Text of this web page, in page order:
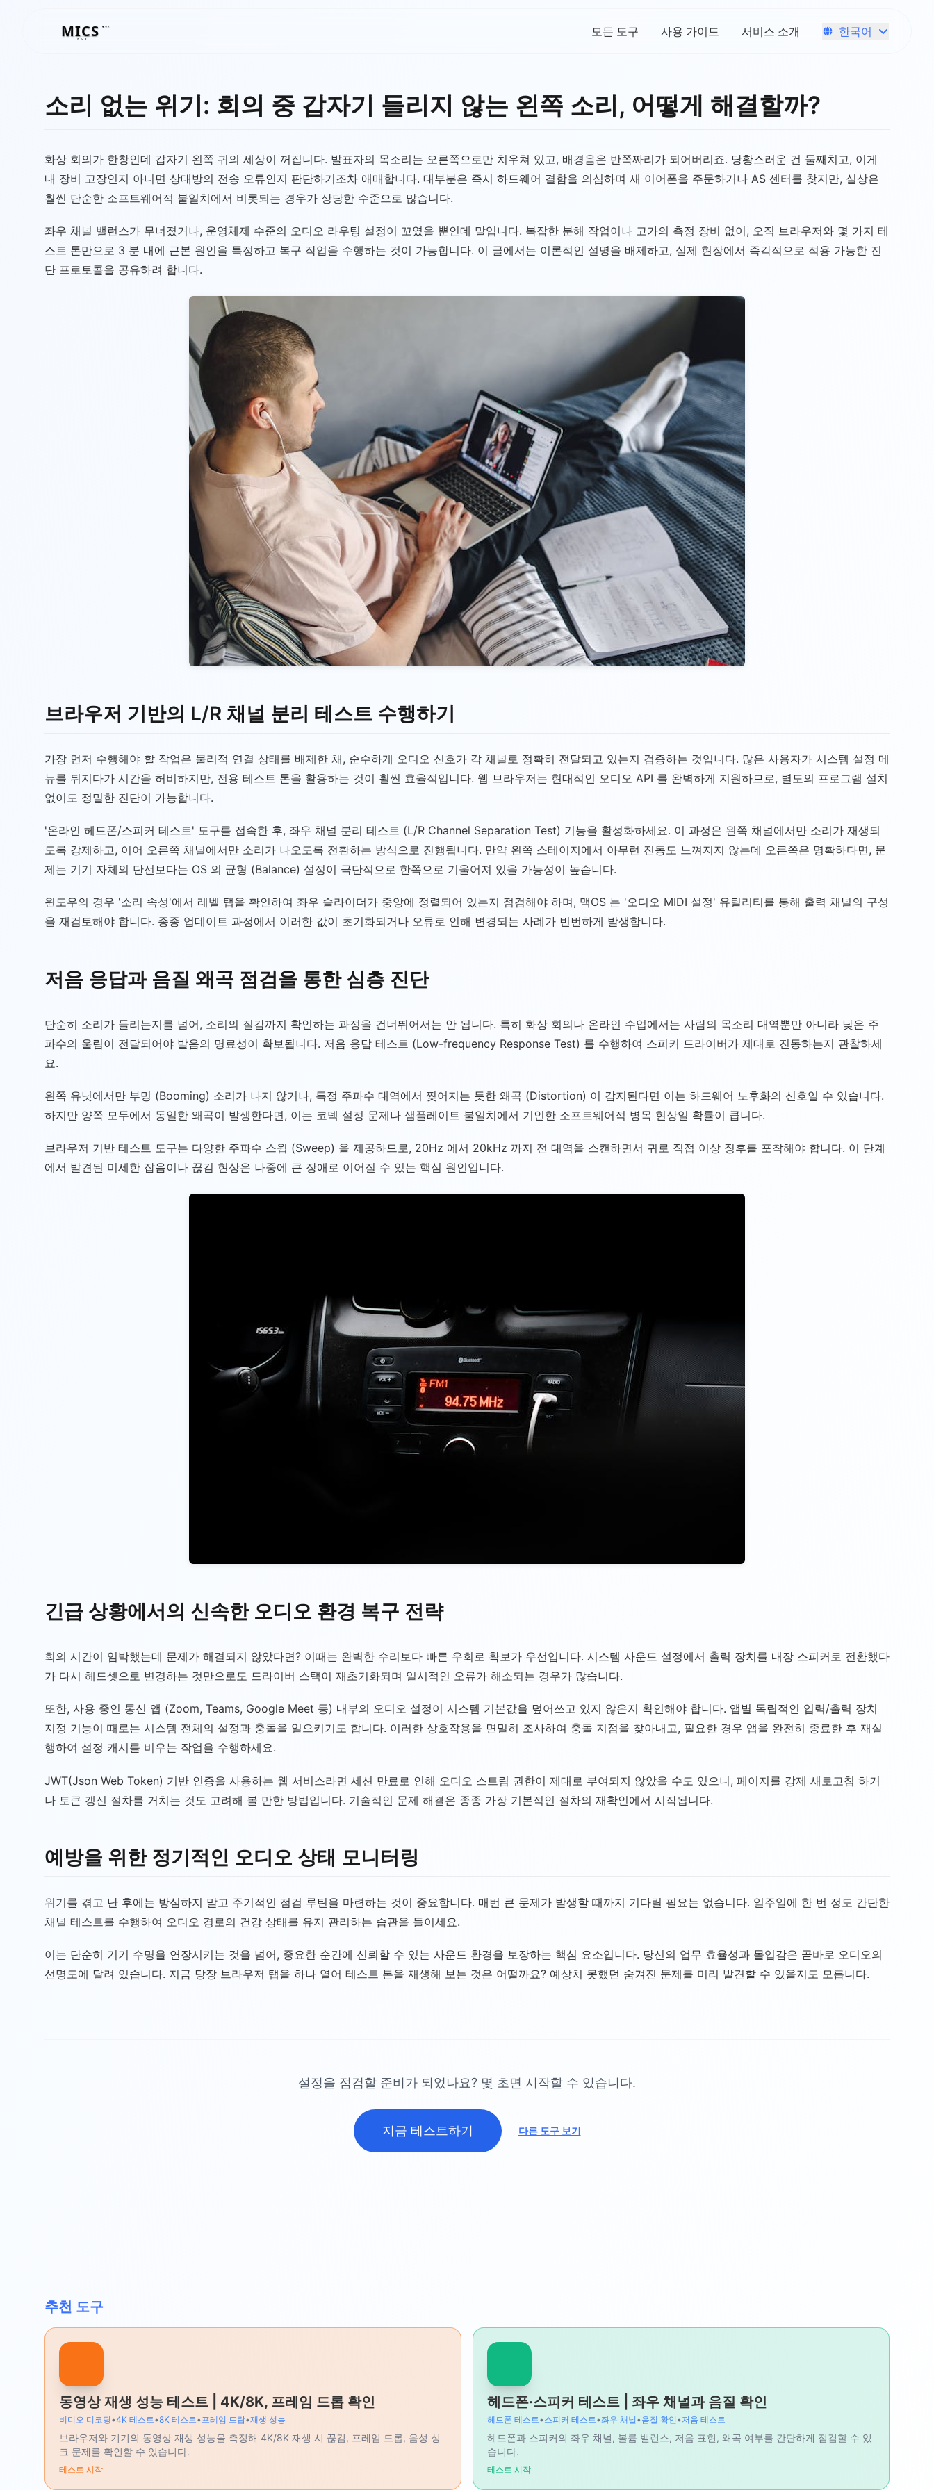
MICS
MICS
TEST
모든 도구 사용 가이드 서비스 소개 한국어
소리 없는 위기: 회의 중 갑자기 들리지 않는 왼쪽 소리, 어떻게 해결할까?
화상 회의가 한창인데 갑자기 왼쪽 귀의 세상이 꺼집니다. 발표자의 목소리는 오른쪽으로만 치우쳐 있고, 배경음은 반쪽짜리가 되어버리죠. 당황스러운 건 둘째치고, 이게
내 장비 고장인지 아니면 상대방의 전송 오류인지 판단하기조차 애매합니다. 대부분은 즉시 하드웨어 결함을 의심하며 새 이어폰을 주문하거나 AS 센터를 찾지만, 실상은
훨씬 단순한 소프트웨어적 불일치에서 비롯되는 경우가 상당한 수준으로 많습니다.
좌우 채널 밸런스가 무너졌거나, 운영체제 수준의 오디오 라우팅 설정이 꼬였을 뿐인데 말입니다. 복잡한 분해 작업이나 고가의 측정 장비 없이, 오직 브라우저와 몇 가지 테
스트 톤만으로 3 분 내에 근본 원인을 특정하고 복구 작업을 수행하는 것이 가능합니다. 이 글에서는 이론적인 설명을 배제하고, 실제 현장에서 즉각적으로 적용 가능한 진
단 프로토콜을 공유하려 합니다.
브라우저 기반의 L/R 채널 분리 테스트 수행하기
가장 먼저 수행해야 할 작업은 물리적 연결 상태를 배제한 채, 순수하게 오디오 신호가 각 채널로 정확히 전달되고 있는지 검증하는 것입니다. 많은 사용자가 시스템 설정 메
뉴를 뒤지다가 시간을 허비하지만, 전용 테스트 톤을 활용하는 것이 훨씬 효율적입니다. 웹 브라우저는 현대적인 오디오 API 를 완벽하게 지원하므로, 별도의 프로그램 설치
없이도 정밀한 진단이 가능합니다.
'온라인 헤드폰/스피커 테스트' 도구를 접속한 후, 좌우 채널 분리 테스트 (L/R Channel Separation Test) 기능을 활성화하세요. 이 과정은 왼쪽 채널에서만 소리가 재생되
도록 강제하고, 이어 오른쪽 채널에서만 소리가 나오도록 전환하는 방식으로 진행됩니다. 만약 왼쪽 스테이지에서 아무런 진동도 느껴지지 않는데 오른쪽은 명확하다면, 문
제는 기기 자체의 단선보다는 OS 의 균형 (Balance) 설정이 극단적으로 한쪽으로 기울어져 있을 가능성이 높습니다.
윈도우의 경우 '소리 속성'에서 레벨 탭을 확인하여 좌우 슬라이더가 중앙에 정렬되어 있는지 점검해야 하며, 맥OS 는 '오디오 MIDI 설정' 유틸리티를 통해 출력 채널의 구성
을 재검토해야 합니다. 종종 업데이트 과정에서 이러한 값이 초기화되거나 오류로 인해 변경되는 사례가 빈번하게 발생합니다.
저음 응답과 음질 왜곡 점검을 통한 심층 진단
단순히 소리가 들리는지를 넘어, 소리의 질감까지 확인하는 과정을 건너뛰어서는 안 됩니다. 특히 화상 회의나 온라인 수업에서는 사람의 목소리 대역뿐만 아니라 낮은 주
파수의 울림이 전달되어야 발음의 명료성이 확보됩니다. 저음 응답 테스트 (Low-frequency Response Test) 를 수행하여 스피커 드라이버가 제대로 진동하는지 관찰하세
요.
왼쪽 유닛에서만 부밍 (Booming) 소리가 나지 않거나, 특정 주파수 대역에서 찢어지는 듯한 왜곡 (Distortion) 이 감지된다면 이는 하드웨어 노후화의 신호일 수 있습니다.
하지만 양쪽 모두에서 동일한 왜곡이 발생한다면, 이는 코덱 설정 문제나 샘플레이트 불일치에서 기인한 소프트웨어적 병목 현상일 확률이 큽니다.
브라우저 기반 테스트 도구는 다양한 주파수 스윕 (Sweep) 을 제공하므로, 20Hz 에서 20kHz 까지 전 대역을 스캔하면서 귀로 직접 이상 징후를 포착해야 합니다. 이 단계
에서 발견된 미세한 잡음이나 끊김 현상은 나중에 큰 장애로 이어질 수 있는 핵심 원인입니다.
긴급 상황에서의 신속한 오디오 환경 복구 전략
회의 시간이 임박했는데 문제가 해결되지 않았다면? 이때는 완벽한 수리보다 빠른 우회로 확보가 우선입니다. 시스템 사운드 설정에서 출력 장치를 내장 스피커로 전환했다
가 다시 헤드셋으로 변경하는 것만으로도 드라이버 스택이 재초기화되며 일시적인 오류가 해소되는 경우가 많습니다.
또한, 사용 중인 통신 앱 (Zoom, Teams, Google Meet 등) 내부의 오디오 설정이 시스템 기본값을 덮어쓰고 있지 않은지 확인해야 합니다. 앱별 독립적인 입력/출력 장치
지정 기능이 때로는 시스템 전체의 설정과 충돌을 일으키기도 합니다. 이러한 상호작용을 면밀히 조사하여 충돌 지점을 찾아내고, 필요한 경우 앱을 완전히 종료한 후 재실
행하여 설정 캐시를 비우는 작업을 수행하세요.
JWT(Json Web Token) 기반 인증을 사용하는 웹 서비스라면 세션 만료로 인해 오디오 스트림 권한이 제대로 부여되지 않았을 수도 있으니, 페이지를 강제 새로고침 하거
나 토큰 갱신 절차를 거치는 것도 고려해 볼 만한 방법입니다. 기술적인 문제 해결은 종종 가장 기본적인 절차의 재확인에서 시작됩니다.
예방을 위한 정기적인 오디오 상태 모니터링
위기를 겪고 난 후에는 방심하지 말고 주기적인 점검 루틴을 마련하는 것이 중요합니다. 매번 큰 문제가 발생할 때까지 기다릴 필요는 없습니다. 일주일에 한 번 정도 간단한
채널 테스트를 수행하여 오디오 경로의 건강 상태를 유지 관리하는 습관을 들이세요.
이는 단순히 기기 수명을 연장시키는 것을 넘어, 중요한 순간에 신뢰할 수 있는 사운드 환경을 보장하는 핵심 요소입니다. 당신의 업무 효율성과 몰입감은 곧바로 오디오의
선명도에 달려 있습니다. 지금 당장 브라우저 탭을 하나 열어 테스트 톤을 재생해 보는 것은 어떨까요? 예상치 못했던 숨겨진 문제를 미리 발견할 수 있을지도 모릅니다.
설정을 점검할 준비가 되었나요? 몇 초면 시작할 수 있습니다.
지금 테스트하기 다른 도구 보기
추천 도구
동영상 재생 성능 테스트 | 4K/8K, 프레임 드롭 확인
비디오 디코딩•4K 테스트 •8K 테스트 •프레임 드랍•재생 성능
브라우저와 기기의 동영상 재생 성능을 측정해 4K/8K 재생 시 끊김, 프레임 드롭, 음성 싱
크 문제를 확인할 수 있습니다.
테스트 시작
헤드폰·스피커 테스트 | 좌우 채널과 음질 확인
헤드폰 테스트 •스피커 테스트 •좌우 채널 •음질 확인 •저음 테스트
헤드폰과 스피커의 좌우 채널, 볼륨 밸런스, 저음 표현, 왜곡 여부를 간단하게 점검할 수 있
습니다.
테스트 시작